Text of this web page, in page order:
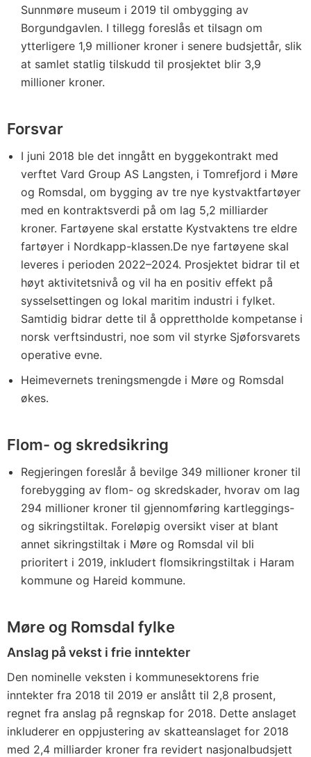
Sunnmøre museum i 2019 til ombygging av
Borgundgavlen. I tillegg foreslås et tilsagn om
ytterligere 1,9 millioner kroner i senere budsjettår, slik
at samlet statlig tilskudd til prosjektet blir 3,9
millioner kroner.
Forsvar
I juni 2018 ble det inngått en byggekontrakt med
verftet Vard Group AS Langsten, i Tomrefjord i Møre
og Romsdal, om bygging av tre nye kystvaktfartøyer
med en kontraktsverdi på om lag 5,2 milliarder
kroner. Fartøyene skal erstatte Kystvaktens tre eldre
fartøyer i Nordkapp-klassen.De nye fartøyene skal
leveres i perioden 2022–2024. Prosjektet bidrar til et
høyt aktivitetsnivå og vil ha en positiv effekt på
sysselsettingen og lokal maritim industri i fylket.
Samtidig bidrar dette til å opprettholde kompetanse i
norsk verftsindustri, noe som vil styrke Sjøforsvarets
operative evne.
Heimevernets treningsmengde i Møre og Romsdal
økes.
Flom- og skredsikring
Regjeringen foreslår å bevilge 349 millioner kroner til
forebygging av flom- og skredskader, hvorav om lag
294 millioner kroner til gjennomføring kartleggings-
og sikringstiltak. Foreløpig oversikt viser at blant
annet sikringstiltak i Møre og Romsdal vil bli
prioritert i 2019, inkludert flomsikringstiltak i Haram
kommune og Hareid kommune.
Møre og Romsdal fylke
Anslag på vekst i frie inntekter
Den nominelle veksten i kommunesektorens frie
inntekter fra 2018 til 2019 er anslått til 2,8 prosent,
regnet fra anslag på regnskap for 2018. Dette anslaget
inkluderer en oppjustering av skatteanslaget for 2018
med 2,4 milliarder kroner fra revidert nasjonalbudsjett